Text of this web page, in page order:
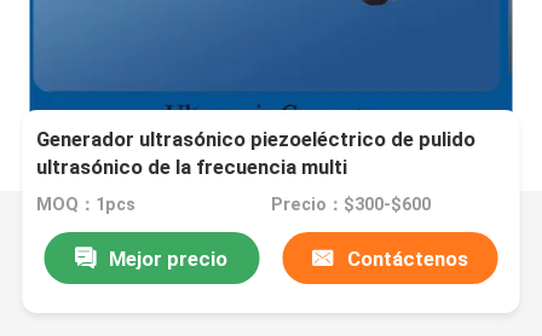
Generador ultrasónico piezoeléctrico de pulido
ultrasónico de la frecuencia multi
MOQ：1pcs Precio：$300-$600
Mejor precio Contáctenos